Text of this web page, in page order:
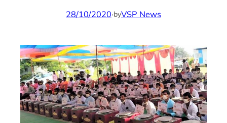
28/10/2020·byVSP News